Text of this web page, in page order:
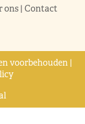
ons| Contact
voorbehouden |